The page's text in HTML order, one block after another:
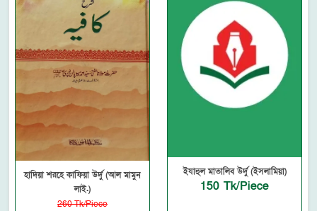
হাদিয়া শরহে কাফিয়া উর্দু (আল মামুন
লাই.)
260 Tk/Piece
ইযাহুল মাতালিব উর্দু (ইসলামিয়া)
150 Tk/Piece